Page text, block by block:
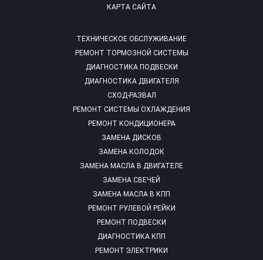
ТЕХНИЧЕСКОЕ ОБСЛУЖИВАНИЕ
РЕМОНТ ТОРМОЗНОЙ СИСТЕМЫ
ДИАГНОСТИКА ПОДВЕСКИ
ДИАГНОСТИКА ДВИГАТЕЛЯ
СХОД-РАЗВАЛ
РЕМОНТ СИСТЕМЫ ОХЛАЖДЕНИЯ
РЕМОНТ КОНДИЦИОНЕРА
ЗАМЕНА ДИСКОВ
ЗАМЕНА КОЛОДОК
ЗАМЕНА МАСЛА В ДВИГАТЕЛЕ
ЗАМЕНА СВЕЧЕЙ
ЗАМЕНА МАСЛА В КПП
РЕМОНТ РУЛЕВОЙ РЕЙКИ
РЕМОНТ ПОДВЕСКИ
ДИАГНОСТИКА КПП
РЕМОНТ ЭЛЕКТРИКИ
КАРТА САЙТА